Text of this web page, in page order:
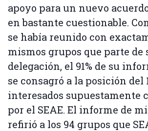
apoyo para un nuevo
en bastante cuestionable.
se había reunido con
mismos grupos que parte de
delegación, el 91% de su
se consagró a la posición del
interesados supuestamente
por el SEAE. El informe de
refirió a los 94 grupos que